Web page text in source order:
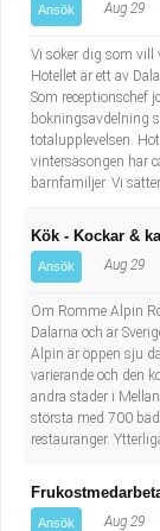
Ansök Aug 29
Vi söker dig som vill
Hotellet är ett av
Som receptionschef
bokningsavdelning
totalupplevelsen.
vintersäsongen har
barnfamiljer. Vi
Kök - Kockar &
Ansök Aug 29
Om Romme Alpin
Dalarna och är
Alpin är öppen sju
varierande och den
andra städer i
största med 700
restauranger.
Ansök Aug 29